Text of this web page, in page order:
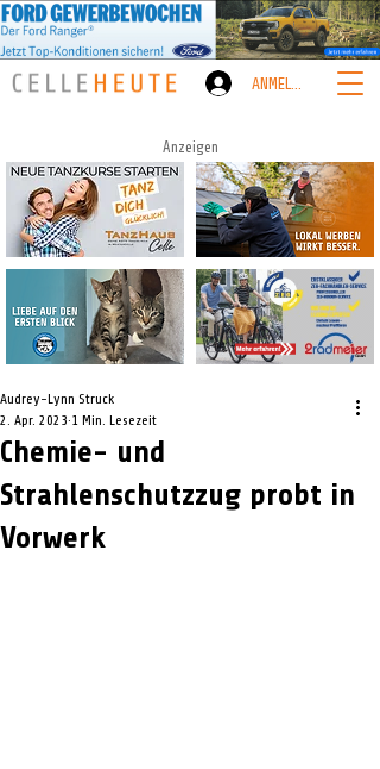
ANMELDEN
Anzeigen
Chemie- und
Strahlenschutzzug probt in
Vorwerk
Audrey-Lynn Struck
2. Apr. 2023 1 Min. Lesezeit